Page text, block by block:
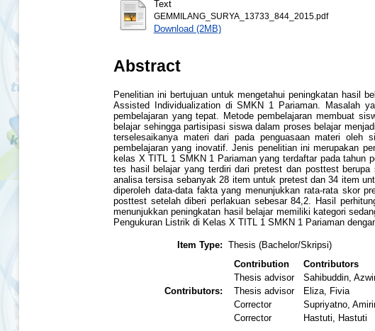
Text
GEMMILANG_SURYA_13733_844_2015.pdf
Download (2MB)
Abstract
Penelitian ini bertujuan untuk mengetahui peningkatan hasil
Assisted Individualization di SMKN 1 Pariaman. Masalah
pembelajaran yang tepat. Metode pembelajaran membuat
belajar sehingga partisipasi siswa dalam proses belajar
terselesaikanya materi dari pada penguasaan materi oleh
pembelajaran yang inovatif. Jenis penelitian ini merupakan
kelas X TITL 1 SMKN 1 Pariaman yang terdaftar pada tahun
tes hasil belajar yang terdiri dari pretest dan posttest
analisa tersisa sebanyak 28 item untuk pretest dan 34 item
diperoleh data-data fakta yang menunjukkan rata-rata skor
posttest setelah diberi perlakuan sebesar 84,2. Hasil
menunjukkan peningkatan hasil belajar memiliki kategori
Pengukuran Listrik di Kelas X TITL 1 SMKN 1 Pariaman
Item Type: Thesis (Bachelor/Skripsi)
Contributors:
Contribution Contributors
Thesis advisor
Sahibuddin,
Thesis advisor
Eliza, Fivia
Corrector
Supriyatno,
Corrector
Hastuti, Hastuti